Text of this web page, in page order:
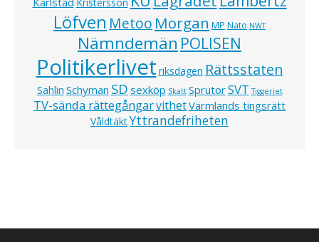
Kristersson
Löfven Metoo Morgan MP Nato NWT
Nämndemän POLISEN
Politikerlivet riksdagen Rättsstaten
Sahlin Schyman SD sexköp Skatt SprutorSVT Tiggeriet
TV-sända rättegångarvithetVärmlands tingsrätt
VåldtäktYttrandefriheten